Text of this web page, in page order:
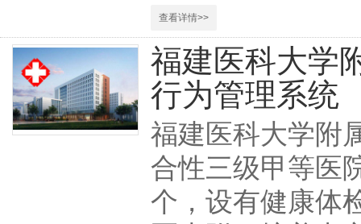
查看详情>>
福建医科大学
行为管理系统
福建医科大学附
合性三级甲等医
个，设有健康体